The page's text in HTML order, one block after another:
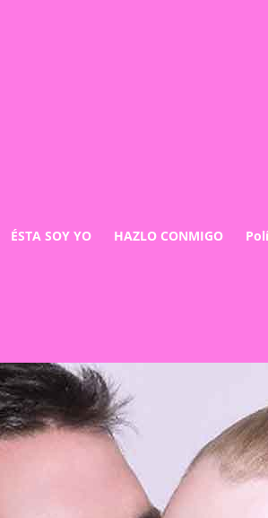
ÉSTA SOY YO HAZLO CONMIGO